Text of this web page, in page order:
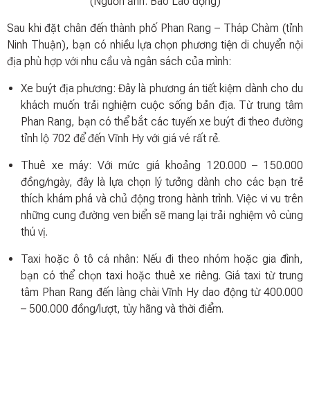
Sau khi đặt chân đến thành phố Phan Rang – Tháp Chàm (tỉnh
Ninh Thuận), bạn có nhiều lựa chọn phương tiện di chuyển nội
địa phù hợp với nhu cầu và ngân sách của mình:
Xe buýt địa phương: Đây là phương án tiết kiệm dành cho du
khách muốn trải nghiệm cuộc sống bản địa. Từ trung tâm
Phan Rang, bạn có thể bắt các tuyến xe buýt đi theo đường
tỉnh lộ 702 để đến Vĩnh Hy với giá vé rất rẻ.
Thuê xe máy: Với mức giá khoảng 120.000 – 150.000
đồng/ngày, đây là lựa chọn lý tưởng dành cho các bạn trẻ
thích khám phá và chủ động trong hành trình. Việc vi vu trên
những cung đường ven biển sẽ mang lại trải nghiệm vô cùng
thú vị.
Taxi hoặc ô tô cá nhân: Nếu đi theo nhóm hoặc gia đình,
bạn có thể chọn taxi hoặc thuê xe riêng. Giá taxi từ trung
tâm Phan Rang đến làng chài Vĩnh Hy dao động từ 400.000
– 500.000 đồng/lượt, tùy hãng và thời điểm.